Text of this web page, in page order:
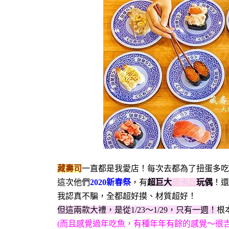
藏壽司一直都是我愛店！每次去都為了扭蛋多
這次他們2020新春祭，有超巨大 皮卡丘玩偶 ！
我認真不騙，全都超好摸、材質超好！
但這兩款大禮，是從1/23～1/29，只有一週！ 根
(而且感覺過年吃魚，有種年年有餘的感覺～很